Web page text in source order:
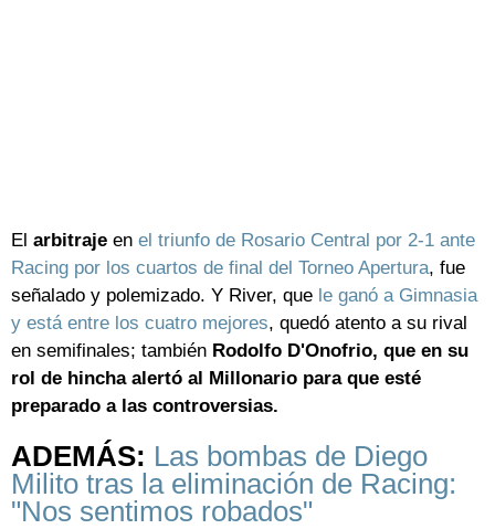
El arbitraje en el triunfo de Rosario Central por 2-1 ante
Racing por los cuartos de final del Torneo Apertura, fue
señalado y polemizado. Y River, que le ganó a Gimnasia
y está entre los cuatro mejores, quedó atento a su rival
en semifinales; también Rodolfo D'Onofrio, que en su
rol de hincha alertó al Millonario para que esté
preparado a las controversias.
ADEMÁS: Las bombas de Diego
Milito tras la eliminación de Racing:
"Nos sentimos robados"